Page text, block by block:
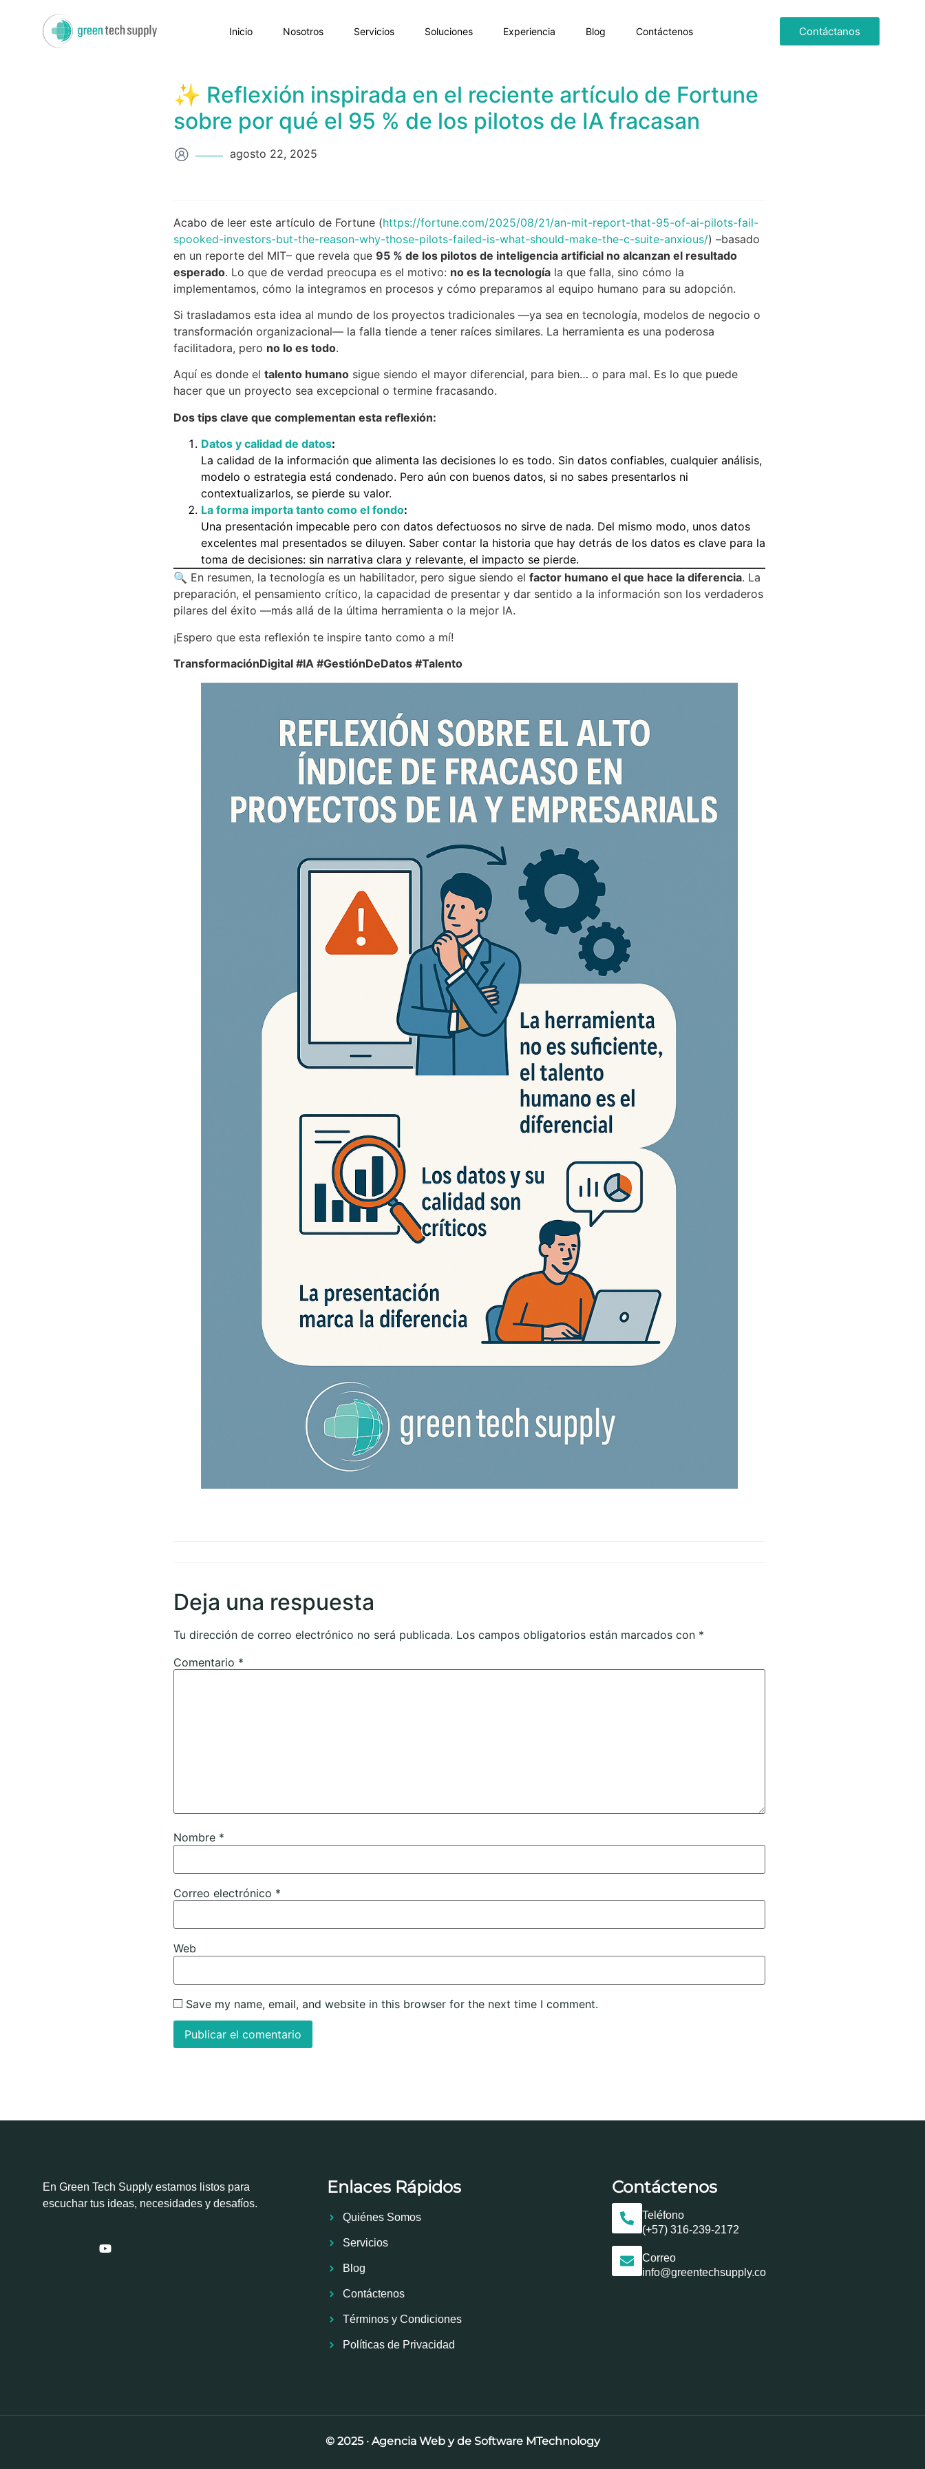
Inicio Nosotros Servicios Soluciones Experiencia Blog Contáctenos Contáctanos
✨ Reflexión inspirada en el reciente artículo de Fortune
sobre por qué el 95 % de los pilotos de IA fracasan
agosto 22, 2025
Acabo de leer este artículo de Fortune (https://fortune.com/2025/08/21/an-mit-report-that-95-of-ai-pilots-fail-
spooked-investors-but-the-reason-why-those-pilots-failed-is-what-should-make-the-c-suite-anxious/) –basado
en un reporte del MIT– que revela que 95 % de los pilotos de inteligencia artificial no alcanzan el resultado
esperado. Lo que de verdad preocupa es el motivo: no es la tecnología la que falla, sino cómo la
implementamos, cómo la integramos en procesos y cómo preparamos al equipo humano para su adopción.
Si trasladamos esta idea al mundo de los proyectos tradicionales —ya sea en tecnología, modelos de negocio o
transformación organizacional— la falla tiende a tener raíces similares. La herramienta es una poderosa
facilitadora, pero no lo es todo.
Aquí es donde el talento humano sigue siendo el mayor diferencial, para bien… o para mal. Es lo que puede
hacer que un proyecto sea excepcional o termine fracasando.
Dos tips clave que complementan esta reflexión:
Datos y calidad de datos:
La calidad de la información que alimenta las decisiones lo es todo. Sin datos confiables, cualquier análisis,
modelo o estrategia está condenado. Pero aún con buenos datos, si no sabes presentarlos ni
contextualizarlos, se pierde su valor.
La forma importa tanto como el fondo:
Una presentación impecable pero con datos defectuosos no sirve de nada. Del mismo modo, unos datos
excelentes mal presentados se diluyen. Saber contar la historia que hay detrás de los datos es clave para la
toma de decisiones: sin narrativa clara y relevante, el impacto se pierde.
🔍 En resumen, la tecnología es un habilitador, pero sigue siendo el factor humano el que hace la diferencia. La
preparación, el pensamiento crítico, la capacidad de presentar y dar sentido a la información son los verdaderos
pilares del éxito —más allá de la última herramienta o la mejor IA.
¡Espero que esta reflexión te inspire tanto como a mí!
TransformaciónDigital #IA #GestiónDeDatos #Talento
Deja una respuesta
Tu dirección de correo electrónico no será publicada. Los campos obligatorios están marcados con *
Comentario *
Nombre *
Correo electrónico *
Web
Save my name, email, and website in this browser for the next time I comment.
En Green Tech Supply estamos listos para
escuchar tus ideas, necesidades y desafíos.
Enlaces Rápidos
Quiénes Somos
Servicios
Blog
Contáctenos
Términos y Condiciones
Políticas de Privacidad
Contáctenos
Teléfono
(+57) 316-239-2172
Correo
info@greentechsupply.co
© 2025 · AgenciaWeb y de Software MTechnology